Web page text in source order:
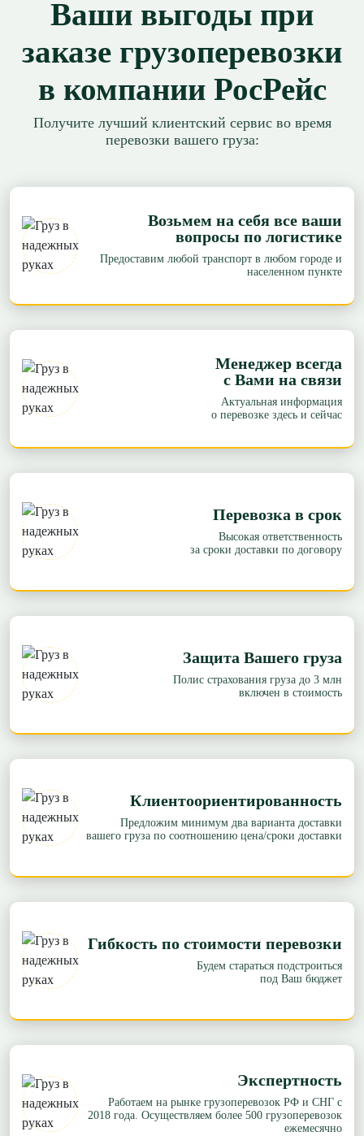
Ваши выгоды при
заказе грузоперевозки
в компании РосРейс
Получите лучший клиентский сервис во время
перевозки вашего груза:
Возьмем на себя все ваши
вопросы по логистике
Предоставим любой транспорт в любом городе и
населенном пункте
Менеджер всегда
с Вами на связи
Актуальная информация
о перевозке здесь и сейчас
Перевозка в срок
Высокая ответственность
за сроки доставки по договору
Защита Вашего груза
Полис страхования груза до 3 млн
включен в стоимость
Клиентоориентированность
Предложим минимум два варианта доставки
вашего груза по соотношению цена/сроки доставки
Гибкость по стоимости перевозки
Будем стараться подстроиться
под Ваш бюджет
Экспертность
Работаем на рынке грузоперевозок РФ и СНГ с
2018 года. Осуществляем более 500 грузоперевозок
ежемесячно